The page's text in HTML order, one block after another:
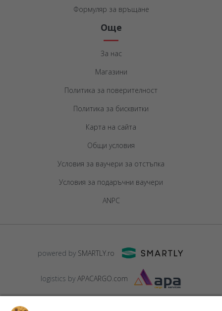
Формуляр за връщане
Още
За нас
Магазини
Политика за поверителност
Политика за бисквитки
Карта на сайта
Общи условия
Условия за ваучери за отстъпка
Условия за подаръчни ваучери
ANPC
powered by SMARTLY.ro
logistics by APACARGO.com